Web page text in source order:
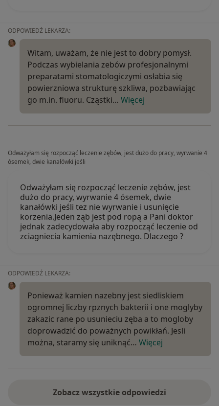
ODPOWIEDŹ LEKARZA:
Witam, uważam, że nie jest to dobry pomysł.
Podczas wybielania zebów profesjonalnymi
preparatami stomatologiczymi osłabia się
powierzniowa strukturę szkliwa, pozbawiając
go m.in. fluoru. Cząstki… Więcej
Odważyłam się rozpocząć leczenie zębów, jest dużo do pracy, wyrwanie 4
ósemek, dwie kanałówki jeśli
Odważyłam się rozpocząć leczenie zębów, jest
dużo do pracy, wyrwanie 4 ósemek, dwie
kanałówki jeśli tez nie wyrwanie i usunięcie
korzenia.Jeden ząb jest pod ropą a Pani doktor
jednak zadecydowała aby rozpocząć leczenie od
zciagniecia kamienia nazębnego. Dlaczego ?
ODPOWIEDŹ LEKARZA:
Ponieważ kamien nazebny jest siedliskiem
ogromnej liczby rpznych bakterii i one moglyby
zakazic rane po usunieciu zęba a to mogloby
doprowadzić do poważnych powikłań. Jesli
można, staramy się uniknąć… Więcej
Zobacz wszystkie odpowiedzi